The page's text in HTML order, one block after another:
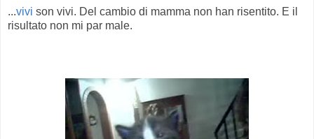
...vivi son vivi. Del cambio di mamma non han risentito. E il
risultato non mi par male.